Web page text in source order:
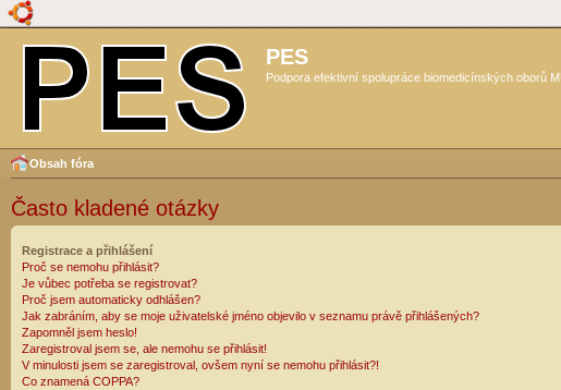
PES
Podpora efektivní spolupráce biomedicínských oborů
Obsah fóra
Často kladené otázky
Registrace a přihlášení
Proč se nemohu přihlásit?
Je vůbec potřeba se registrovat?
Proč jsem automaticky odhlášen?
Jak zabráním, aby se moje uživatelské jméno objevilo v seznamu právě přihlášených?
Zapomněl jsem heslo!
Zaregistroval jsem se, ale nemohu se přihlásit!
V minulosti jsem se zaregistroval, ovšem nyní se nemohu přihlásit?!
Co znamená COPPA?